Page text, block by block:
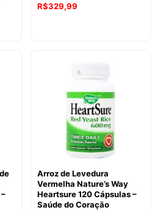
R$329,99
Arroz de Levedura
Vermelha Nature’s Way
Heartsure 120 Cápsulas –
Saúde do Coração